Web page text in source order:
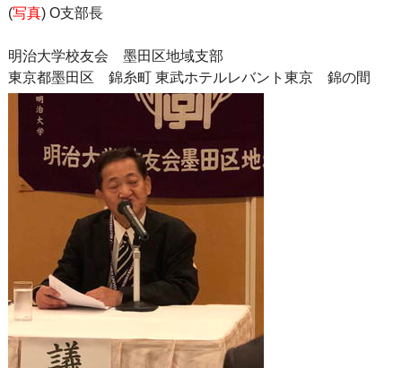
(写真) O支部長
明治大学校友会 墨田区地域支部
東京都墨田区 錦糸町 東武ホテルレバント東京 錦の間